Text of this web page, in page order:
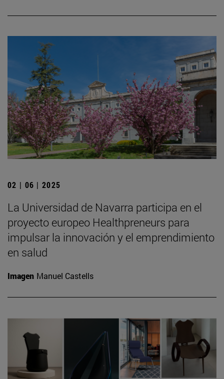
02 | 06 | 2025
La Universidad de Navarra participa en el
proyecto europeo Healthpreneurs para
impulsar la innovación y el emprendimiento
en salud
Imagen Manuel Castells